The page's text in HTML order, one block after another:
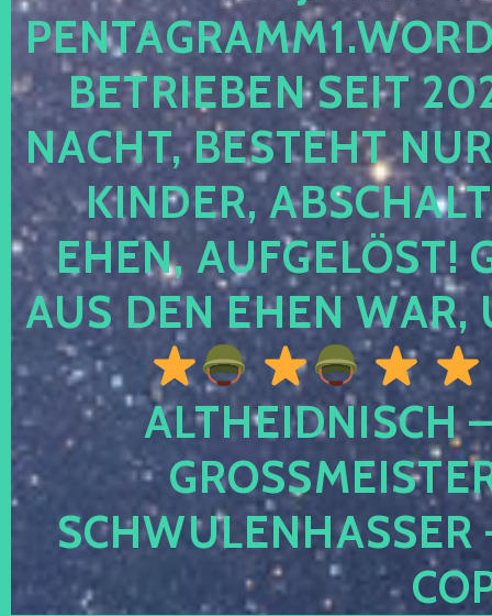
TRIEBEN SEIT 2024
CHT, BESTEHT NUR
NDER,
EN, AUFGELÖST!
S DEN EHEN WAR,
ALTHEIDNISCH
CHWULENHASSER